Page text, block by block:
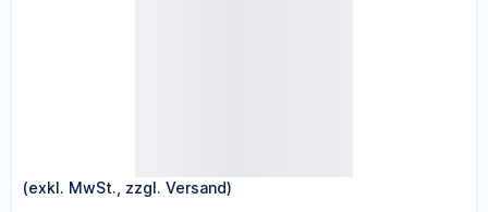
(exkl. MwSt., zzgl. Versand)